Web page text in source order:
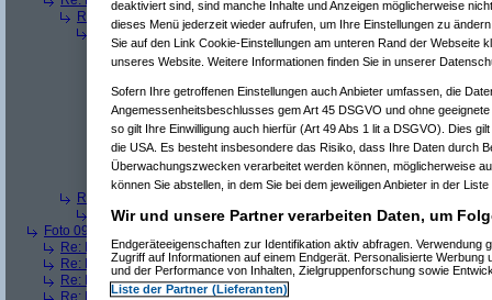
Re(2): Foto 08
Hardware_Crash
am 25.05.2008, 19:35:31)
Re(3): Foto 08(incalam 26.05.2008, 20:45:05)
Re(4): Foto 08 (Hardware_Crasham 26.05.2008, 20:48:53)
Re(5): Foto 08(incalam 26.05.2008, 20:56:14)
Re(7): Foto 08(incalam 26.05.2008, 21:25:52)
Re(8): Foto 08( Hardware_Crash am 26.05.2008,
Re(9): Foto 08(incal am 26.05.2008, 21:55:49)
Re(10): Foto 08( Hardware_Crasham
Re(11): Foto 08(incalam 26.05.2008,
Re(12): Foto 08(Hardware_Crasham
Re(2): Foto 08
Re(3): Foto 08(incalam 26.05.2008, 20:46:08)
Foto 09
Re: Foto 09(AVSam 21.05.2008, 20:38:43)
Re: Foto 09(roo_kieam 22.05.2008, 00:06:11)
Re: Foto 09(gibberisham 23.05.2008, 09:03:43)
Re: Foto 09(Amorphisam 23.05.2008, 10:40:33)
deaktiviert sind, sind manche Inhalte und Anzeigen möglicherweise
dieses Menü jederzeit wieder aufrufen, um Ihre Einstellungen zu
Sie auf den Link Cookie-Einstellungen am unteren Rand der Webseite
unseres Website. Weitere Informationen finden Sie in unserer
Sofern Ihre getroffenen Einstellungen auch Anbieter umfassen, die
Angemessenheitsbeschlusses gem Art 45 DSGVO und ohne
so gilt Ihre Einwilligung auch hierfür (Art 49 Abs 1 lit a DSGVO). Dies
die USA. Es besteht insbesondere das Risiko, dass Ihre Daten durch
Überwachungszwecken verarbeitet werden können, möglicherweise
können Sie abstellen, in dem Sie bei dem jeweiligen Anbieter in der
Wir und unsere Partner verarbeiten Daten, um
Endgeräteeigenschaften zur Identifikation aktiv abfragen. Verwendung
Zugriff auf Informationen auf einem Endgerät. Personalisierte Werbung
und der Performance von Inhalten, Zielgruppenforschung sowie
Liste der Partner (Lieferanten)